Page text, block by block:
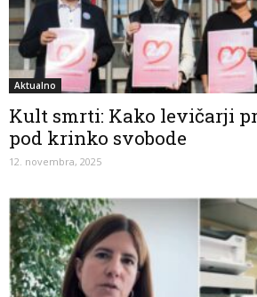
Aktualno
Kult smrti: Kako levičarji
pod krinko svobode
12. novembra, 2025